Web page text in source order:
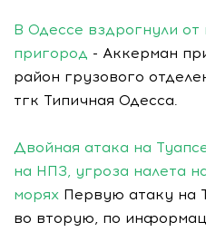
В Одессе вздрогнули от
пригород - Аккерман
район грузового
тгк Типичная Одесса.
Двойная атака на
на НПЗ, угроза налета
морях Первую атаку на
во вторую, по